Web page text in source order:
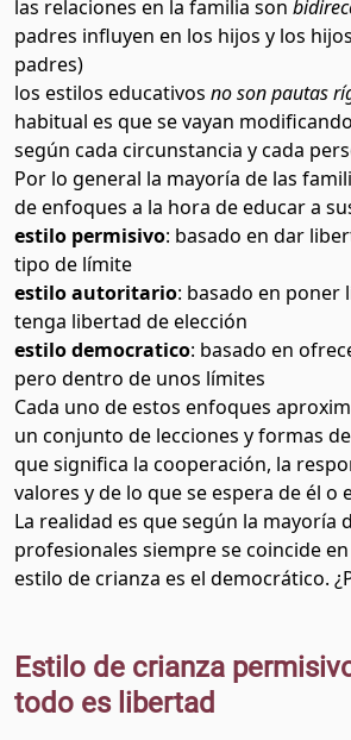
las relaciones en la familia son
padres influyen en los hijos y los
padres)
los estilos educativos no son pautas
habitual es que se vayan
según cada circunstancia y cada
Por lo general la mayoría de las
de enfoques a la hora de educar a
estilo permisivo: basado en dar
tipo de límite
estilo autoritario: basado en poner
tenga libertad de elección
estilo democratico: basado en
pero dentro de unos límites
Cada uno de estos enfoques
un conjunto de lecciones y formas
que significa la cooperación, la
valores y de lo que se espera de él o
La realidad es que según la mayoría
profesionales siempre se coincide
estilo de crianza es el democrático.
Estilo de crianza
todo es libertad